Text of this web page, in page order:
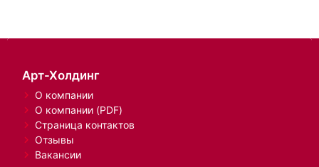
Арт-Холдинг
О компании
О компании (PDF)
Страница контактов
Отзывы
Вакансии